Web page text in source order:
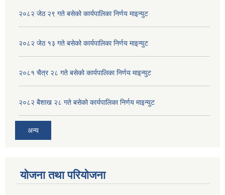
२०८२ जेठ २९ गते बसेको कार्यपालिका निर्णय माइन्युट
२०८२ जेठ १३ गते बसेको कार्यपालिका निर्णय माइन्युट
२०८१ चैत्र २८ गते बसेको कार्यपालिका निर्णय माइन्युट
२०८२ बैशाख २८ गते बसेको कार्यपालिका निर्णय माइन्युट
अन्य
योजना तथा परियोजना